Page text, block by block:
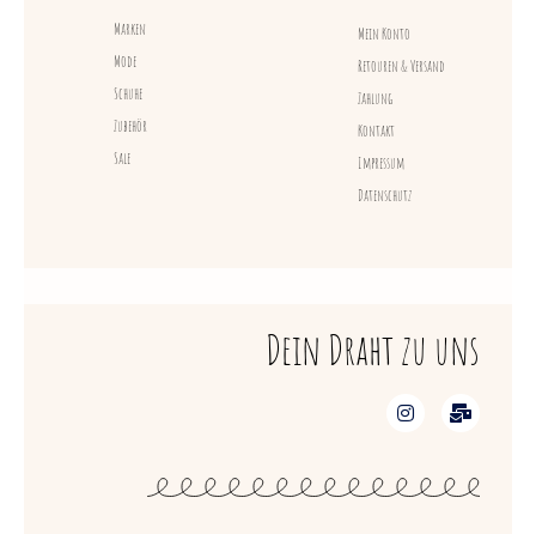
Marken
Mode
Schuhe
Zubehör
Sale
Mein Konto
Retouren & Versand
Zahlung
Kontakt
Impressum
Datenschutz
Dein Draht zu uns